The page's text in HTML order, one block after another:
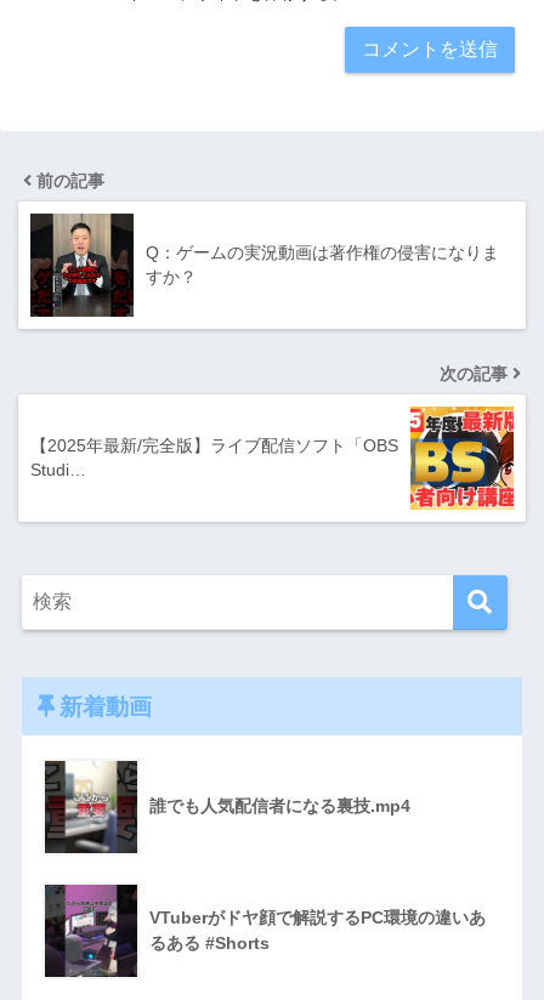
前の記事
Q：ゲームの実況動画は著作権の侵害になりま
すか？
次の記事
【2025年最新/完全版】ライブ配信ソフト「OBS
Studi…
新着動画
誰でも人気配信者になる裏技.mp4
VTuberがドヤ顔で解説するPC環境の違いあ
るある #Shorts